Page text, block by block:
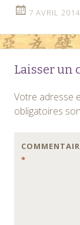
7 AVRIL
Laisser un
Votre adresse
obligatoires
*